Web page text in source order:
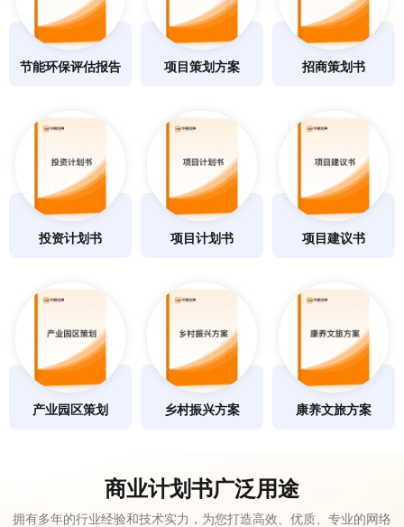
节能环保评估报告 项目策划方案 招商策划书
投资计划书 项目计划书 项目建议书
产业园区策划 乡村振兴方案 康养文旅方案
商业计划书广泛用途
拥有多年的行业经验和技术实力，为您打造高效、优质、专业的网络